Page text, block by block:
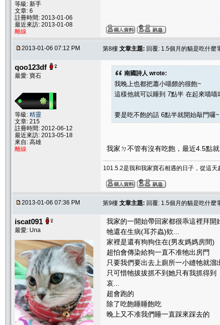
等級: 新手
文章: 6
註冊時間: 2013-01-06
最近來訪: 2013-01-08
離線
2013-01-06 07:12 PM 第8樓 文章主題: 回覆: 1.5個月的貓是吃什麼
qoo123df
最愛: 寶石
等級: 精靈
文章: 215
註冊時間: 2012-06-12
最近來訪: 2013-05-18
來自: 高雄
離線
南國詩人 wrote:
我晚上也都把蕭小喵餵的很飽~
這樣他就可以睡到 7點半 在起來喵喵
要是吃不飽的話 6點半就開始敲門囉~
我家ㄉ不管有沒有吃飽，最近4.5點
101.5.2是我和我家寶石相遇的日子，從這天
2013-01-06 07:36 PM 第9樓 文章主題: 回覆: 1.5個月的貓是吃什麼
iscat091
最愛: Una
我家的一開始帶回家都很乖這裡拜開
牠還在生病(耳芥蟲)欸...
家裡是還有狗狗住在(男友媽媽房間)
超怕會傳染給狗一直不准牠出房門
只要我們要出去上廁所一小縫牠就溜
只可惜牠拔拔抓不到她只有我抓得到
哀...
超會跑的
除了吃飽睡睡飽吃
晚上又不准我們睡一直踩來踩去的